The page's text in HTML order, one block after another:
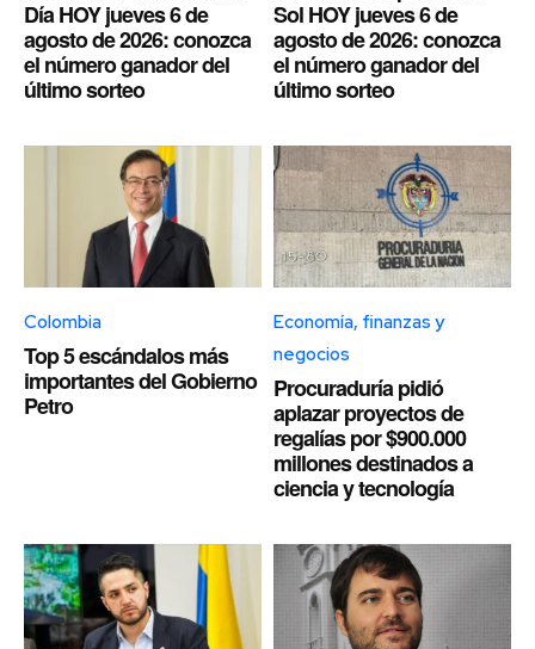
Día HOY jueves 6 de
agosto de 2026: conozca
el número ganador del
último sorteo
Sol HOY jueves 6 de
agosto de 2026: conozca
el número ganador del
último sorteo
Colombia
Top 5 escándalos más
importantes del Gobierno
Petro
Economía, finanzas y
negocios
Procuraduría pidió
aplazar proyectos de
regalías por $900.000
millones destinados a
ciencia y tecnología